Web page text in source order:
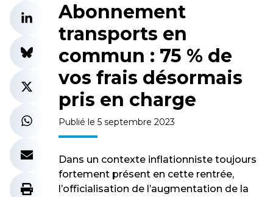
Abonnement
transports en
commun : 75 % de
vos frais désormais
pris en charge
Publié le 5 septembre 2023
Dans un contexte inflationniste toujours
fortement présent en cette rentrée,
l’officialisation de l’augmentation de la